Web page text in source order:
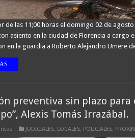
de las 11;00 horas el domingo 02 de
asiento en la ciudad de Florencia a cargo
en la guardia a Roberto Alejandro Umere
preventiva sin plazo
Alexis Tomás Irrazábal.
JUDICIALES, LOCALES, POLICIALES,